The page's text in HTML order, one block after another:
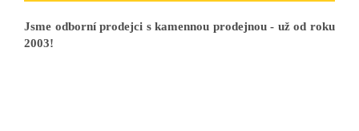
Jsme odborní prodejci s kamennou prodejnou - už od roku
2003!